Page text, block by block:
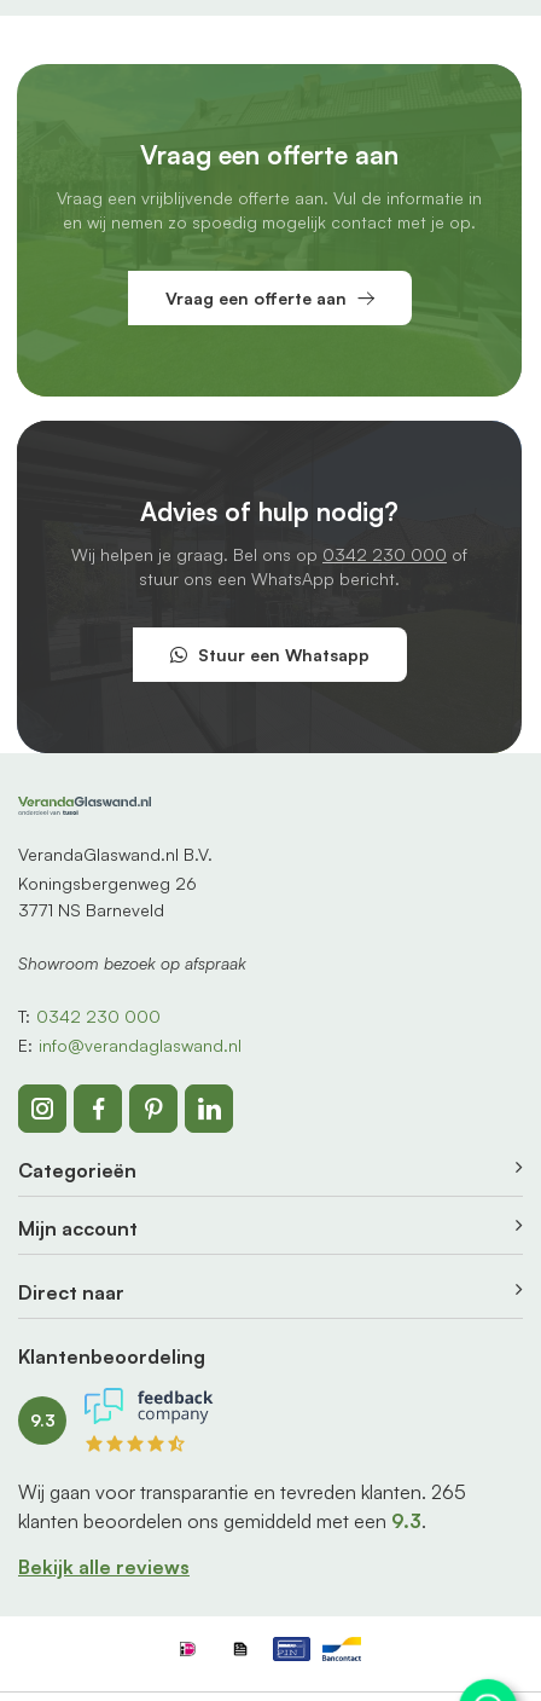
Vraag een offerte aan
Vraag een vrijblijvende offerte aan. Vul de informatie in
en wij nemen zo spoedig mogelijk contact met je op.
Vraag een offerte aan
Advies of hulp nodig?
Wij helpen je graag. Bel ons op 0342 230 000 of
stuur ons een WhatsApp bericht.
Stuur een Whatsapp
VerandaGlaswand.nl B.V.
Koningsbergenweg 26
3771 NS Barneveld
Showroom bezoek op afspraak
T: 0342 230 000
E: info@verandaglaswand.nl
Categorieën
Mijn account
Direct naar
Klantenbeoordeling
9.3
Wij gaan voor transparantie en tevreden klanten. 265
klanten beoordelen ons gemiddeld met een 9.3.
Bekijk alle reviews